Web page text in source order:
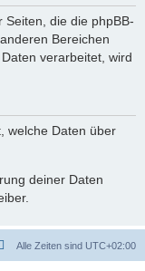
Seiten, die die phpBB-
Bereichen
verarbeitet, wird
welche Daten über
deiner Daten
Alle Zeiten sind UTC+02:00